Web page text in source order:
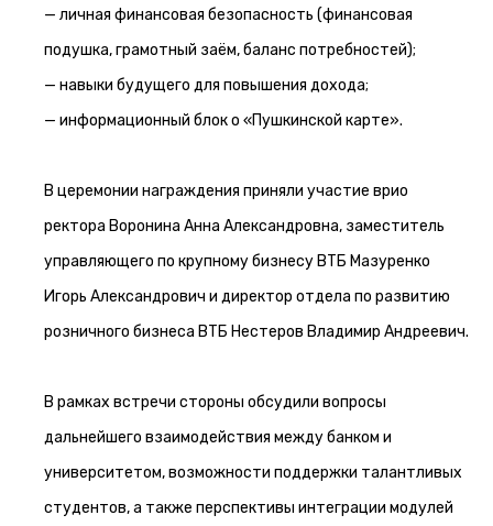
— личная финансовая безопасность (финансовая
подушка, грамотный заём, баланс потребностей);
— навыки будущего для повышения дохода;
— информационный блок о «Пушкинской карте».
В церемонии награждения приняли участие врио
ректора Воронина Анна Александровна, заместитель
управляющего по крупному бизнесу ВТБ Мазуренко
Игорь Александрович и директор отдела по развитию
розничного бизнеса ВТБ Нестеров Владимир Андреевич.
В рамках встречи стороны обсудили вопросы
дальнейшего взаимодействия между банком и
университетом, возможности поддержки талантливых
студентов, а также перспективы интеграции модулей